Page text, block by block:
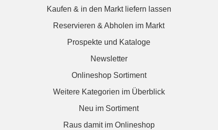
Kaufen & in den Markt liefern lassen
Reservieren & Abholen im Markt
Prospekte und Kataloge
Newsletter
Onlineshop Sortiment
Weitere Kategorien im Überblick
Neu im Sortiment
Raus damit im Onlineshop